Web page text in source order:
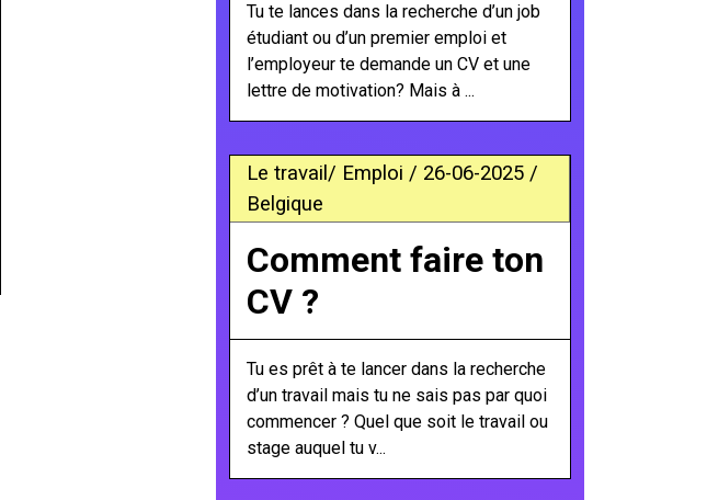
Tu te lances dans la recherche d’un job
étudiant ou d’un premier emploi et
l’employeur te demande un CV et une
lettre de motivation? Mais à ...
Le travail/ Emploi / 26-06-2025 /
Belgique
Comment faire ton
CV ?
Tu es prêt à te lancer dans la recherche
d’un travail mais tu ne sais pas par quoi
commencer ? Quel que soit le travail ou
stage auquel tu v...